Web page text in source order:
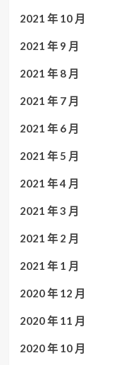
2021 年 10 月
2021 年 9 月
2021 年 8 月
2021 年 7 月
2021 年 6 月
2021 年 5 月
2021 年 4 月
2021 年 3 月
2021 年 2 月
2021 年 1 月
2020 年 12 月
2020 年 11 月
2020 年 10 月